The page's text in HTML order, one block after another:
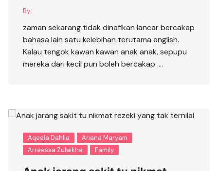
By:
zaman sekarang tidak dinafikan lancar bercakap
bahasa lain satu kelebihan terutama english.
Kalau tengok kawan kawan anak anak, sepupu
mereka dari kecil pun boleh bercakap ….
Aqeela Dahlia
Ariana Maryam
Arreessa Zulaikha
Family